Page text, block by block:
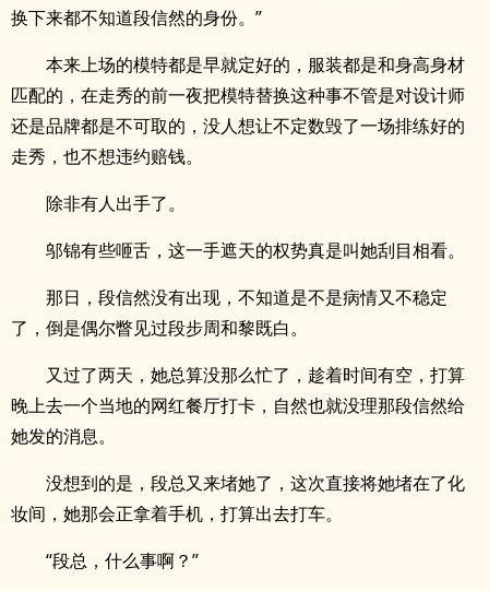
换下来都不知道段信然的身份。”
本来上场的模特都是早就定好的，服装都是和身高身材
匹配的，在走秀的前一夜把模特替换这种事不管是对设计师
还是品牌都是不可取的，没人想让不定数毁了一场排练好的
走秀，也不想违约赔钱。
除非有人出手了。
邬锦有些咂舌，这一手遮天的权势真是叫她刮目相看。
那日，段信然没有出现，不知道是不是病情又不稳定
了，倒是偶尔瞥见过段步周和黎既白。
又过了两天，她总算没那么忙了，趁着时间有空，打算
晚上去一个当地的网红餐厅打卡，自然也就没理那段信然给
她发的消息。
没想到的是，段总又来堵她了，这次直接将她堵在了化
妆间，她那会正拿着手机，打算出去打车。
“段总，什么事啊？”